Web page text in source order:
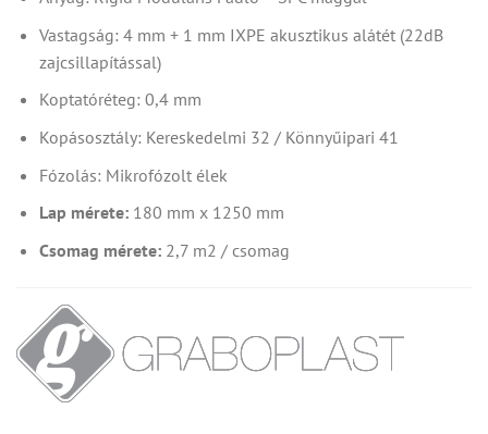
Vastagság: 4 mm + 1 mm IXPE akusztikus alátét (22dB
zajcsillapítással)
Koptatóréteg: 0,4 mm
Kopásosztály: Kereskedelmi 32 / Könnyűipari 41
Fózolás: Mikrofózolt élek
Lap mérete:180 mm x 1250 mm
Csomag mérete:2,7 m2 / csomag